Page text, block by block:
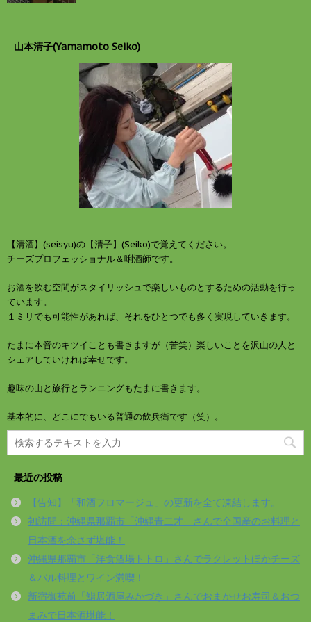
山本清子(Yamamoto Seiko)
【清酒】(seisyu)の【清子】(Seiko)で覚えてください。
チーズプロフェッショナル＆唎酒師です。
お酒を飲む空間がスタイリッシュで楽しいものとするための活動を行っ
ています。
１ミリでも可能性があれば、それをひとつでも多く実現していきます。
たまに本音のキツイことも書きますが（苦笑）楽しいことを沢山の人と
シェアしていければ幸せです。
趣味の山と旅行とランニングもたまに書きます。
基本的に、どこにでもいる普通の飲兵衛です（笑）。
最近の投稿
【告知】「和酒フロマージュ」の更新を全て凍結します。
初訪問：沖縄県那覇市「沖縄青二才」さんで全国産のお料理と
日本酒を余さず堪能！
沖縄県那覇市「洋食酒場トトロ」さんでラクレットほかチーズ
＆バル料理とワイン満喫！
新宿御苑前「鮨居酒屋みかづき」さんでおまかせお寿司＆おつ
まみで日本酒堪能！